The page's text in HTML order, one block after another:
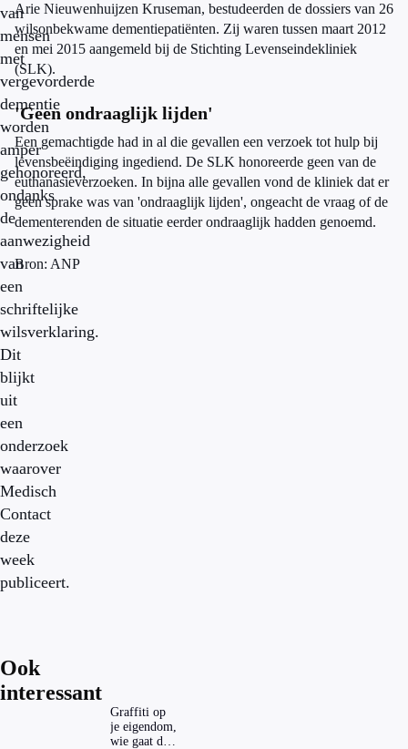
van
mensen
met
vergevorderde
dementie
worden
amper
gehonoreerd,
ondanks
de
aanwezigheid
van
een
schriftelijke
wilsverklaring.
Dit
blijkt
uit
een
onderzoek
waarover
Medisch
Contact
deze
week
publiceert.
Arie Nieuwenhuijzen Kruseman, bestudeerden de dossiers van 26
wilsonbekwame dementiepatiënten. Zij waren tussen maart 2012
en mei 2015 aangemeld bij de Stichting Levenseindekliniek
(SLK).
'Geen ondraaglijk lijden'
Een gemachtigde had in al die gevallen een verzoek tot hulp bij
levensbeëindiging ingediend. De SLK honoreerde geen van de
euthanasieverzoeken. In bijna alle gevallen vond de kliniek dat er
geen sprake was van 'ondraaglijk lijden', ongeacht de vraag of de
dementerenden de situatie eerder ondraaglijk hadden genoemd.
Bron: ANP
Ook
interessant
Graffiti op
je eigendom,
wie gaat dat